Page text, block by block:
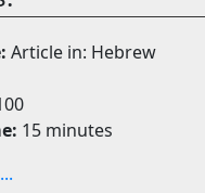
Article in: Hebrew
15 minutes